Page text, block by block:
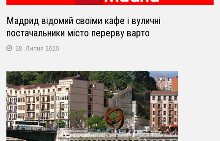
Мадрид відомий своїми кафе і вуличні
постачальники місто перерву варто
28. Липня 2020